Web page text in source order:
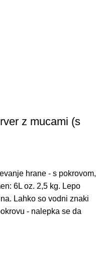
z mucami (s
hrane - s pokrovom,
6L oz. 2,5 kg. Lepo
Lahko so vodni znaki
- nalepka se da